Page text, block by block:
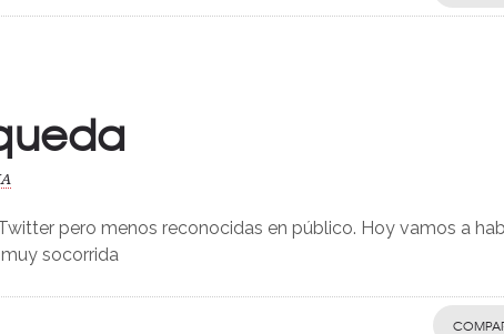
pero menos reconocidas en público. Hoy vamos a
socorrida